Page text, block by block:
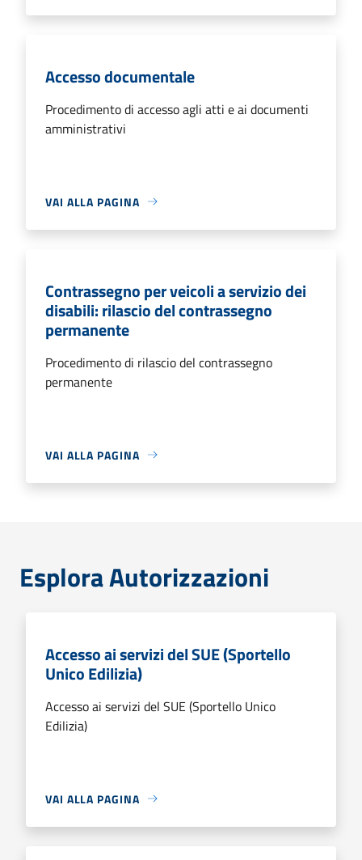
Accesso documentale
Procedimento di accesso agli atti e ai documenti
amministrativi
VAI ALLA PAGINA
Contrassegno per veicoli a servizio dei
disabili: rilascio del contrassegno
permanente
Procedimento di rilascio del contrassegno
permanente
VAI ALLA PAGINA
Esplora Autorizzazioni
Accesso ai servizi del SUE (Sportello
Unico Edilizia)
Accesso ai servizi del SUE (Sportello Unico
Edilizia)
VAI ALLA PAGINA